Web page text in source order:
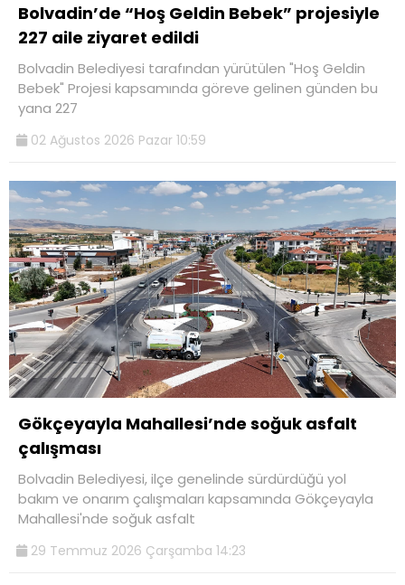
Bolvadin’de “Hoş Geldin Bebek” projesiyle
227 aile ziyaret edildi
Bolvadin Belediyesi tarafından yürütülen "Hoş Geldin
Bebek" Projesi kapsamında göreve gelinen günden bu
yana 227
02 Ağustos 2026 Pazar 10:59
Gökçeyayla Mahallesi’nde soğuk asfalt
çalışması
Bolvadin Belediyesi, ilçe genelinde sürdürdüğü yol
bakım ve onarım çalışmaları kapsamında Gökçeyayla
Mahallesi'nde soğuk asfalt
29 Temmuz 2026 Çarşamba 14:23